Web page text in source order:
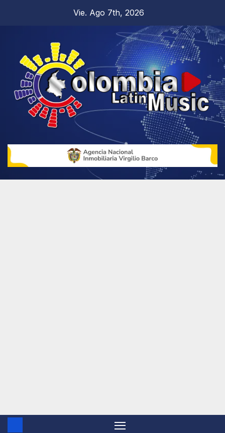
Vie. Ago 7th, 2026